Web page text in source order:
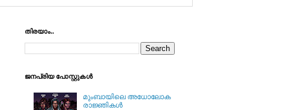
തിരയാം..
ജനപ്രിയ പോസ്റ്റുകള്‍
മുംബായിലെ അധോലോക
രാജ്ഞികള്‍